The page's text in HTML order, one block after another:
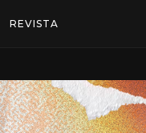
REVISTA